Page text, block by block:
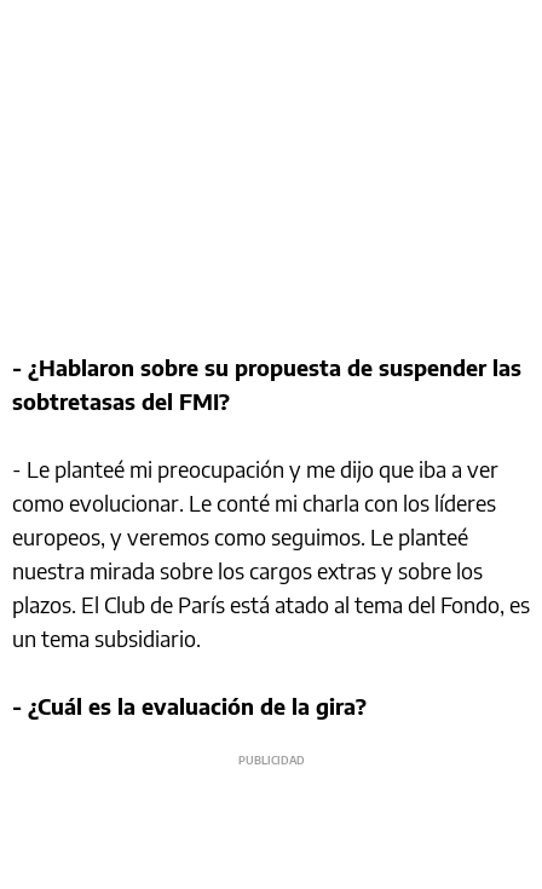
- ¿Hablaron sobre su propuesta de suspender las
sobtretasas del FMI?
- Le planteé mi preocupación y me dijo que iba a ver
como evolucionar. Le conté mi charla con los líderes
europeos, y veremos como seguimos. Le planteé
nuestra mirada sobre los cargos extras y sobre los
plazos. El Club de París está atado al tema del Fondo, es
un tema subsidiario.
- ¿Cuál es la evaluación de la gira?